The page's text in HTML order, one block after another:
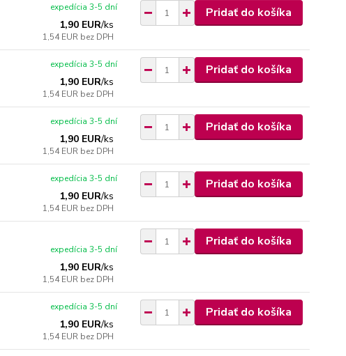
1,90 EUR/ks
1,54 EUR bez DPH
expedícia 3-5 dní Pridať do košíka
1,90 EUR/ks
1,54 EUR bez DPH
expedícia 3-5 dní Pridať do košíka
1,90 EUR/ks
1,54 EUR bez DPH
expedícia 3-5 dní Pridať do košíka
1,90 EUR/ks
1,54 EUR bez DPH
expedícia 3-5 dní Pridať do košíka
1,90 EUR/ks
1,54 EUR bez DPH
expedícia 3-5 dní
Pridať do košíka
1,90 EUR/ks
1,54 EUR bez DPH
expedícia 3-5 dní Pridať do košíka